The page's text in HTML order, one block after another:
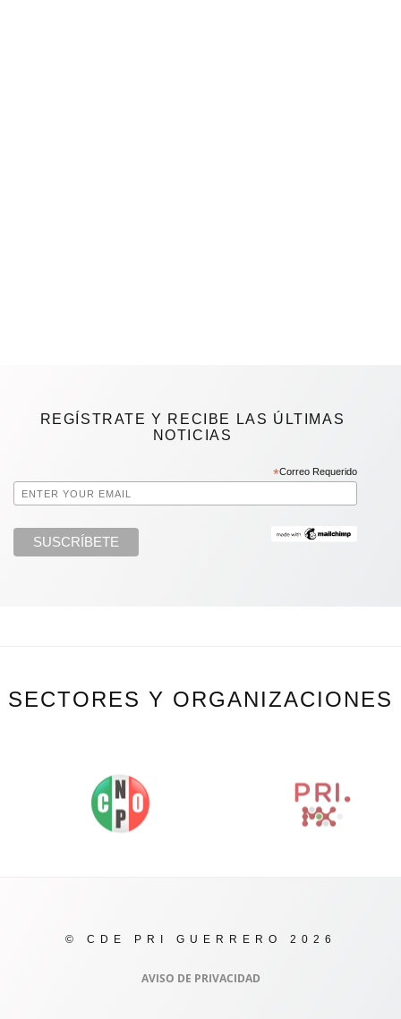
REGÍSTRATE Y RECIBE LAS ÚLTIMAS
NOTICIAS
*Correo Requerido
SECTORES Y ORGANIZACIONES
© CDE PRI GUERRERO 2026
AVISO DE PRIVACIDAD